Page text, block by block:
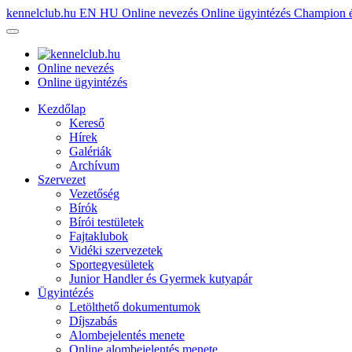
kennelclub.hu EN HU Online nevezés Online ügyintézés Champion
Online nevezés
Online ügyintézés
Kezdőlap
Kereső
Hírek
Galériák
Archívum
Szervezet
Vezetőség
Bírók
Bírói testületek
Fajtaklubok
Vidéki szervezetek
Sportegyesületek
Junior Handler és Gyermek kutyapár
Ügyintézés
Letölthető dokumentumok
Díjszabás
Alombejelentés menete
Online alombejelentés menete